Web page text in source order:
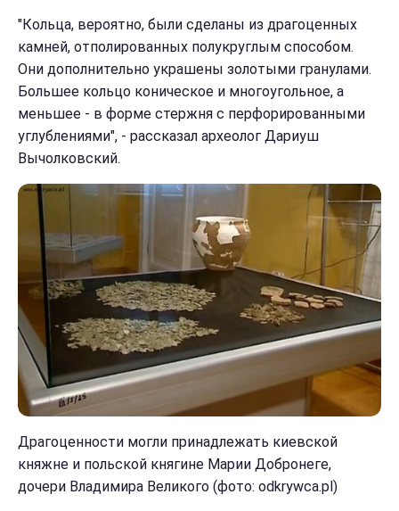
"Кольца, вероятно, были сделаны из драгоценных
камней, отполированных полукруглым способом.
Они дополнительно украшены золотыми гранулами.
Большее кольцо коническое и многоугольное, а
меньшее - в форме стержня с перфорированными
углублениями", - рассказал археолог Дариуш
Вычолковский.
Драгоценности могли принадлежать киевской
княжне и польской княгине Марии Добронеге,
дочери Владимира Великого (фото: odkrywca.pl)